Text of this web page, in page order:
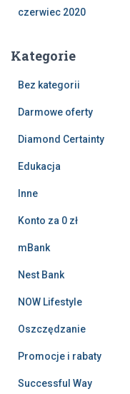
czerwiec 2020
Kategorie
Bez kategorii
Darmowe oferty
Diamond Certainty
Edukacja
Inne
Konto za 0 zł
mBank
Nest Bank
NOW Lifestyle
Oszczędzanie
Promocje i rabaty
Successful Way